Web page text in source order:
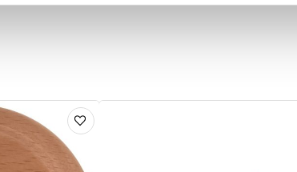
Voeg
toe
aan
verlanglijst